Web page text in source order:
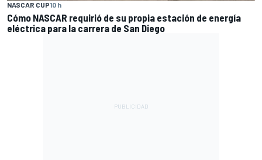
NASCAR CUP10 h
Cómo NASCAR requirió de su propia estación de energía
eléctrica para la carrera de San Diego